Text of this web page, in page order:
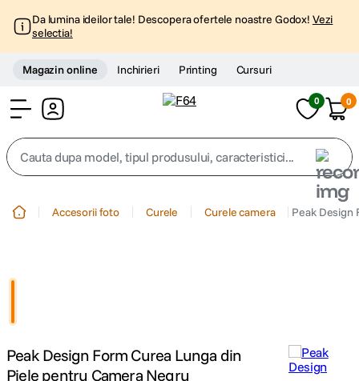
Da lumina ideilor tale! Descopera ofertele noastre Godox! Vezi
selectia!
Magazin online Inchirieri Printing Cursuri
0 0
Cauta dupa model, tipul produsului, caracteristici...
4 . peak design
Accesorii foto Curele Curele camera Peak Design
Peak Design Form Curea Lunga din
Piele pentru Camera Negru